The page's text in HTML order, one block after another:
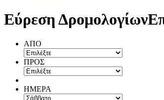
Εύρεση Δρομολογίων
ΑΠΟ
ΠΡΟΣ
ΗΜΕΡΑ